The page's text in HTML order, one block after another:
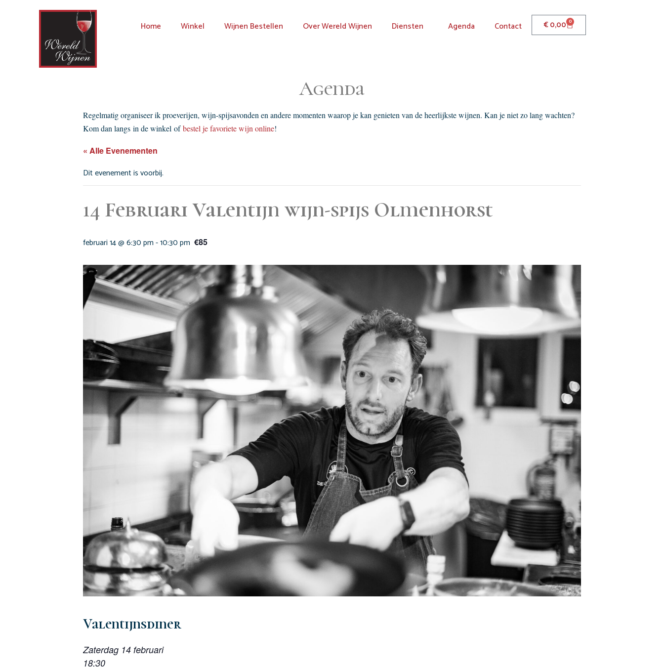
Home Winkel Wijnen Bestellen Over Wereld Wijnen Diensten Agenda Contact €0,00 0
Agenda
Regelmatig organiseer ik proeverijen, wijn-spijsavonden en andere momenten waarop je kan genieten van de heerlijkste wijnen. Kan je niet zo lang wachten?
Kom dan langs in de winkel ofbestel je favoriete wijn online!
« Alle Evenementen
Dit evenement is voorbij.
14 Februari Valentijn wijn-spijs Olmenhorst
februari 14 @ 6:30 pm-10:30 pm €85
Valentijnsdiner
Zaterdag 14 februari
18:30